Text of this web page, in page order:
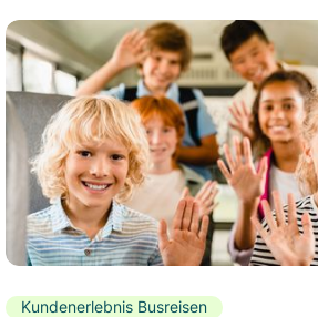
Kundenerlebnis Busreisen